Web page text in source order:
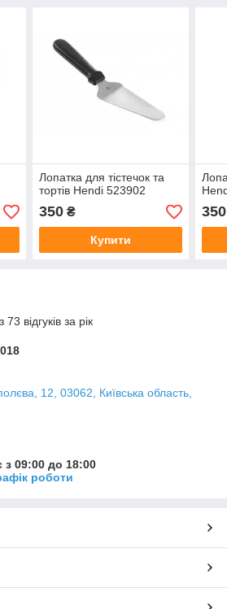
Лопатка для тістечок та
тортів Hendi 523902
350₴
Купити
350
відгуків за рік
12, 03062, Київська область,
з 09:00 до 18:00
роботи